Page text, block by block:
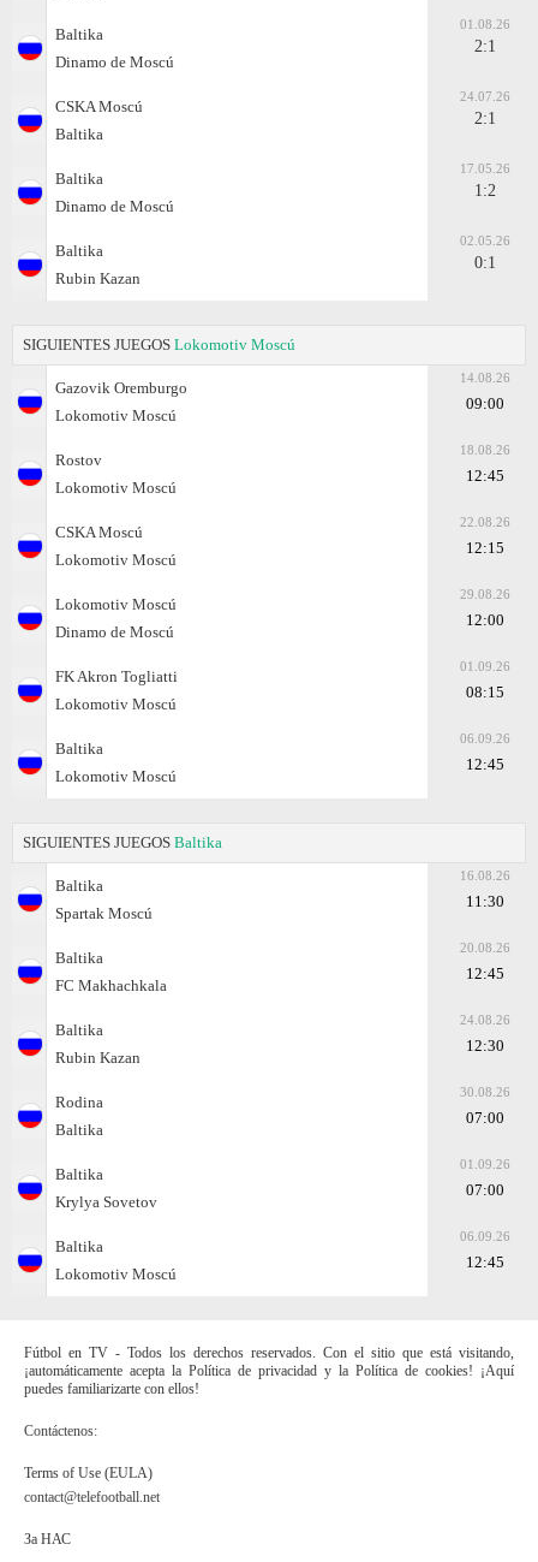
Baltika
Dinamo de Moscú
01.08.26
2:1
CSKA Moscú
Baltika
24.07.26
2:1
Baltika
Dinamo de Moscú
17.05.26
1:2
Baltika
Rubin Kazan
02.05.26
0:1
SIGUIENTES JUEGOS Lokomotiv Moscú
Gazovik Oremburgo
Lokomotiv Moscú
14.08.26
09:00
Rostov
Lokomotiv Moscú
18.08.26
12:45
CSKA Moscú
Lokomotiv Moscú
22.08.26
12:15
Lokomotiv Moscú
Dinamo de Moscú
29.08.26
12:00
FK Akron Togliatti
Lokomotiv Moscú
01.09.26
08:15
Baltika
Lokomotiv Moscú
06.09.26
12:45
SIGUIENTES JUEGOS Baltika
Baltika
Spartak Moscú
16.08.26
11:30
Baltika
FC Makhachkala
20.08.26
12:45
Baltika
Rubin Kazan
24.08.26
12:30
Rodina
Baltika
30.08.26
07:00
Baltika
Krylya Sovetov
01.09.26
07:00
Baltika
Lokomotiv Moscú
06.09.26
12:45
Fútbol en TV - Todos los derechos reservados. Con el sitio que está visitando,
¡automáticamente acepta la Política de privacidad y la Política de cookies! ¡Aquí
puedes familiarizarte con ellos!
Contáctenos:
Terms of Use (EULA)
contact@telefootball.net
За НАС